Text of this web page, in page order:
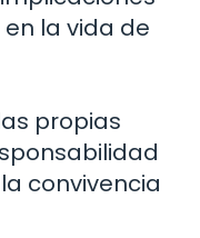
la vida de
propias
convivencia